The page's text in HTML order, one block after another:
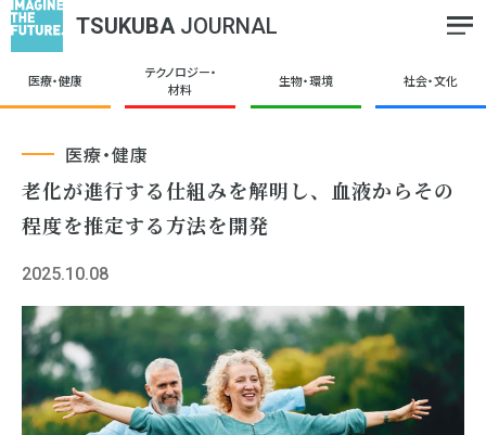
TSUKUBA JOURNAL
医療・健康
テクノロジー・
材料
生物・環境 社会・文化
医療・健康
老化が進行する仕組みを解明し、血液からその
程度を推定する方法を開発
2025.10.08